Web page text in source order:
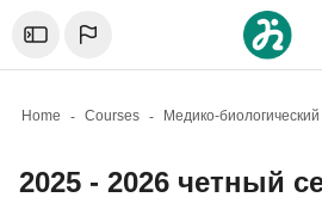
Откройте боковую панель
Home Courses Медико-
2025 - 2026 четный